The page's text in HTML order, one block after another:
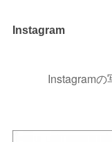
Instagram
Instagramの